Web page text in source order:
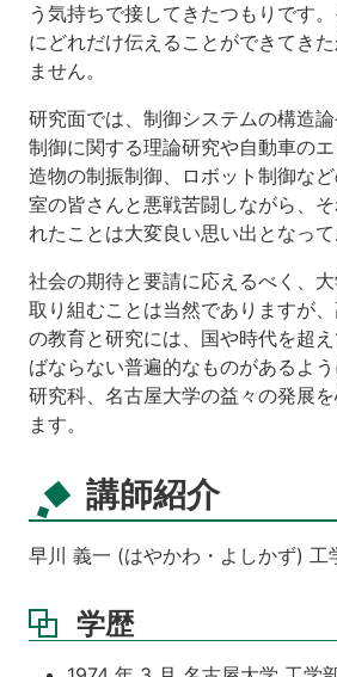
う気持ちで接してきたつもりです
にどれだけ伝えることができてき
ません。
研究面では、制御システムの構造
制御に関する理論研究や自動車の
造物の制振制御、ロボット制御な
室の皆さんと悪戦苦闘しながら、
れたことは大変良い思い出となって
社会の期待と要請に応えるべく、
取り組むことは当然でありますが
の教育と研究には、国や時代を超
ばならない普遍的なものがあるよ
研究科、名古屋大学の益々の発展
ます。
講師紹介
早川 義一 (はやかわ・よしかず) 工
学歴